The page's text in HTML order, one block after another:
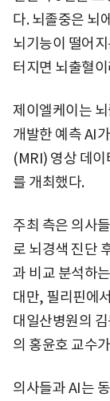
다. 뇌졸중은 뇌
뇌기능이 떨어
터지면 뇌출혈
제이엘케이는
개발한 예측 AI
(MRI) 영상 데
를 개최했다.
주최 측은 의사
로 뇌경색 진단
과 비교 분석하
대만, 필리핀에
대일산병원의
의 홍윤호 교수
의사들과 AI는